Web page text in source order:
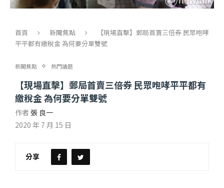
首頁 新聞焦點
【現場直擊】郵局首賣三倍券 民眾咆哮
平平都有繳稅金 為何要分單雙號
新聞焦點 熱門議題
【現場直擊】郵局首賣三倍券 民眾咆哮平平都有
繳稅金 為何要分單雙號
作者 張 良一
2020 年 7 月 15 日
分享